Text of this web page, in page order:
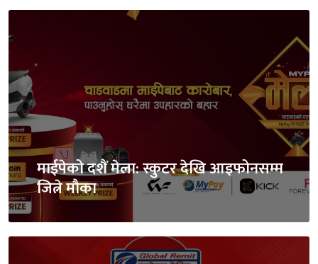
माईपेको दशैं मेला: स्कुटर देखि आइफोनसम्म
जित्ने मौका